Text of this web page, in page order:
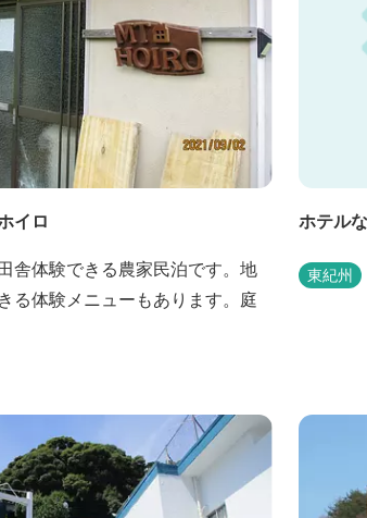
イロ
舎体験できる農家民泊です。地
る体験メニューもあります。庭
ホテル
東紀州